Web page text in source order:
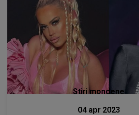
Stiri mondene
04 apr 2023